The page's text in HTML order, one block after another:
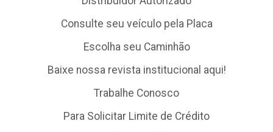
Consulte seu veículo pela Placa
Escolha seu Caminhão
Baixe nossa revista institucional aqui!
Trabalhe Conosco
Para Solicitar Limite de Crédito